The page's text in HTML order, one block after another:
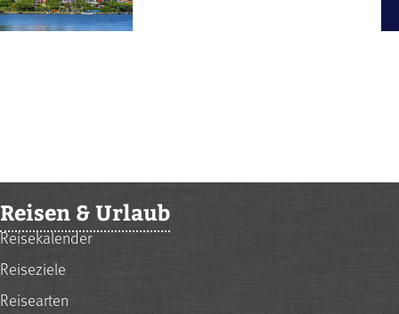
Reisen & Urlaub
Reisekalender
Reiseziele
Reisearten